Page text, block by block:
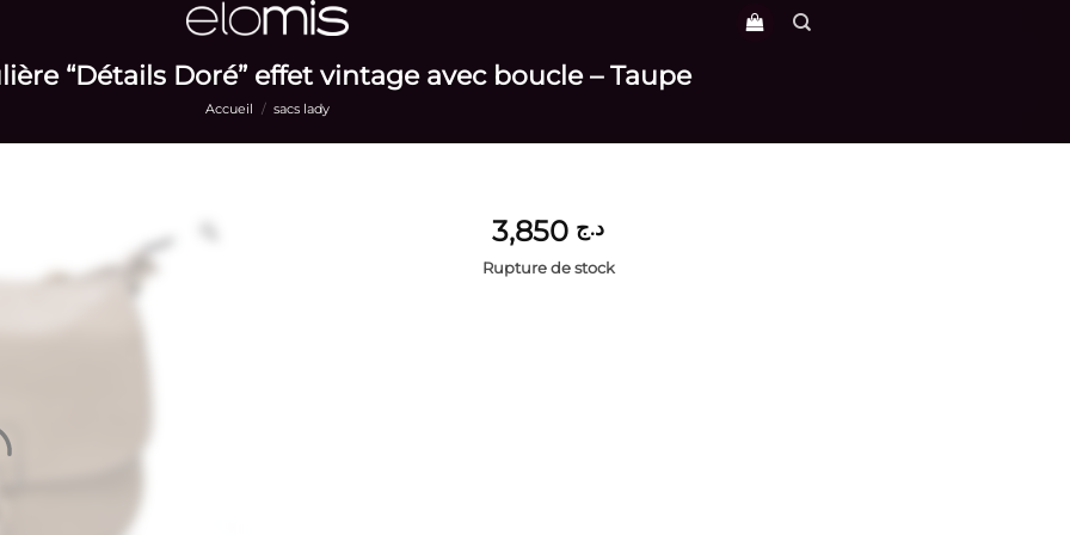
“Détails Doré” effet vintage avec boucle – Taupe
Accueil / sacs lady
د.ج
Rupture de stock